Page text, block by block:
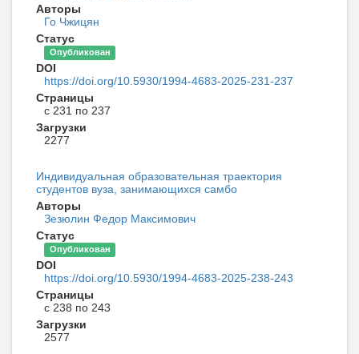
Авторы
Го Чжицян
Статус
Опубликован
DOI
https://doi.org/10.5930/1994-4683-2025-231-237
Страницы
с 231 по 237
Загрузки
2277
Индивидуальная образовательная траектория
студентов вуза, занимающихся самбо
Авторы
Зезюлин Федор Максимович
Статус
Опубликован
DOI
https://doi.org/10.5930/1994-4683-2025-238-243
Страницы
с 238 по 243
Загрузки
2577